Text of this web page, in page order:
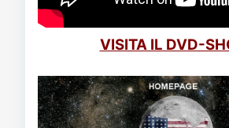
VISITA IL DVD-